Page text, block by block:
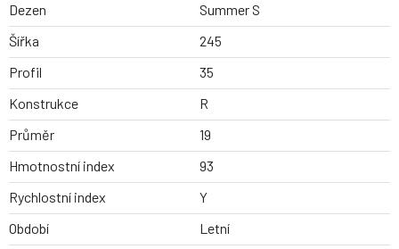
Dezen
Summer S
Šířka
245
Profil
35
Konstrukce
R
Průměr
19
Hmotnostní index
93
Rychlostní index
Y
Období
Letní